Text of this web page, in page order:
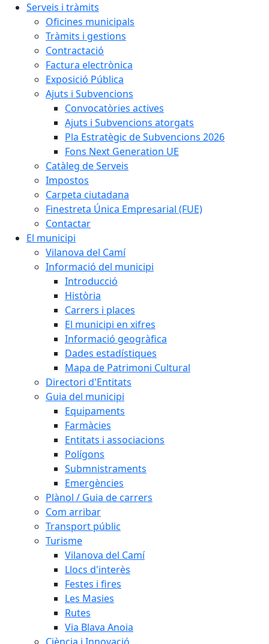
Serveis i tràmits
Oficines municipals
Tràmits i gestions
Contractació
Factura electrònica
Exposició Pública
Ajuts i Subvencions
Convocatòries actives
Ajuts i Subvencions atorgats
Pla Estratègic de Subvencions 2026
Fons Next Generation UE
Catàleg de Serveis
Impostos
Carpeta ciutadana
Finestreta Única Empresarial (FUE)
Contactar
El municipi
Vilanova del Camí
Informació del municipi
Introducció
Història
Carrers i places
El municipi en xifres
Informació geogràfica
Dades estadístiques
Mapa de Patrimoni Cultural
Directori d'Entitats
Guia del municipi
Equipaments
Farmàcies
Entitats i associacions
Polígons
Submnistraments
Emergències
Plànol / Guia de carrers
Com arribar
Transport públic
Turisme
Vilanova del Camí
Llocs d'interès
Festes i fires
Les Masies
Rutes
Via Blava Anoia